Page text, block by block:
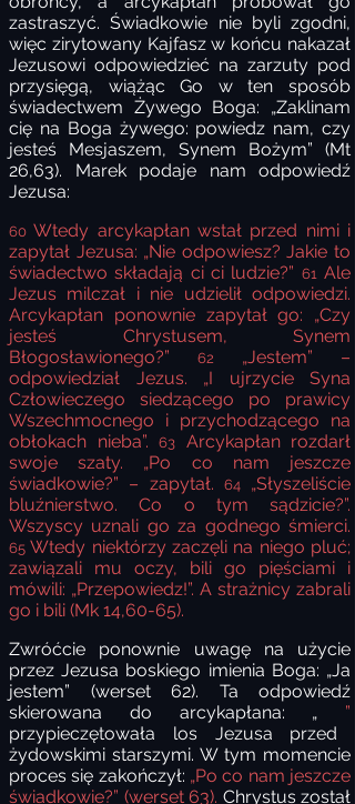
zastraszyć. Świadkowie nie byli zgodni,
więc zirytowany Kajfasz w końcu nakazał
Jezusowi odpowiedzieć na zarzuty pod
przysięgą, wiążąc Go w ten sposób
świadectwem Żywego Boga: „Zaklinam
cię na Boga żywego: powiedz nam, czy
jesteś Mesjaszem, Synem Bożym” (Mt
26,63). Marek podaje nam odpowiedź
Jezusa:
60 Wtedy arcykapłan wstał przed nimi i
zapytał Jezusa: „Nie odpowiesz? Jakie to
świadectwo składają ci ci ludzie?” 61Ale
Jezus milczał i nie udzielił odpowiedzi.
Arcykapłan ponownie zapytał go: „Czy
jesteś Chrystusem, Synem
Błogosławionego?” 62
„Jestem” –
odpowiedział Jezus. „I ujrzycie Syna
Człowieczego siedzącego po prawicy
Wszechmocnego i przychodzącego na
obłokach nieba”. 63 Arcykapłan rozdarł
swoje szaty. „Po co nam jeszcze
świadkowie?” – zapytał.
64„Słyszeliście
bluźnierstwo. Co o tym sądzicie?”.
Wszyscy uznali go za godnego śmierci.
65 Wtedy niektórzy zaczęli na niego pluć;
zawiązali mu oczy, bili go pięściami i
mówili: „Przepowiedz!”. A strażnicy zabrali
go i bili (Mk 14,60-65).
Zwróćcie ponownie uwagę na użycie
przez Jezusa boskiego imienia Boga: „Ja
jestem” (werset 62). Ta odpowiedź
skierowana do arcykapłana: „ ”
przypieczętowała los Jezusa przed
żydowskimi starszymi. W tym momencie
proces się zakończył: „Po co nam jeszcze
świadkowie?” (werset 63). Chrystus został